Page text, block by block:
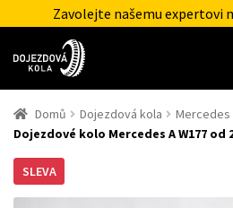
Zavolejte našemu expertovi
Domů Dojezdová kola Mercedes
Dojezdové kolo Mercedes A W177 od
SLEVA